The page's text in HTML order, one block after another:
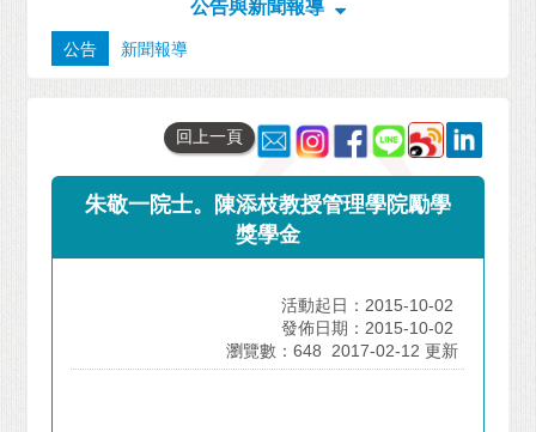
公告 新聞報導
回上一頁
朱敬一院士。陳添枝教授管理學院勵學
獎學金
活動起日：2015-10-02
發佈日期：2015-10-02
瀏覽數：648
2017-02-12 更新